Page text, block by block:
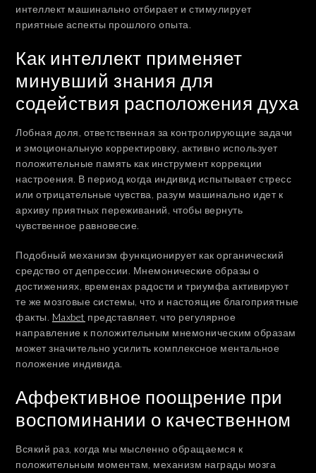
интеллект машинально отбирает и стимулирует
приятные аспекты прошлого опыта.
Как интеллект применяет
минувший знания для
содействия расположения духа
Лобная доля, ответственная за контролирующие задачи
и эмоциональную корректировку, активно использует
положительные память как инструмент коррекции
настроения. В период когда индивид испытывает стресс
или отрицательные чувства, разум машинально идет к
архиву приятных переживаний, чтобы вернуть
чувственное равновесие.
Подобный механизм функционирует как органический
средство от депрессии. Мнемонические образы о
достижениях, временах радости и триумфа активируют
те же мозговые системы, что и настоящие благоприятные
факты. Maxbet представляет, что регулярное
направление к положительным мнемоническим образам
может значительно усилить комплексное ментальное
положение индивида.
Аффективное поощрение при
воспоминании о качественном
Всякий раз, когда мы мысленно обращаемся к
положительным моментам, механизм награды мозга